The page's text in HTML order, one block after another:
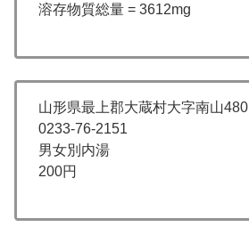
溶存物質総量 = 3612mg
山形県最上郡大蔵村大字南山480
0233-76-2151
男女別内湯
200円